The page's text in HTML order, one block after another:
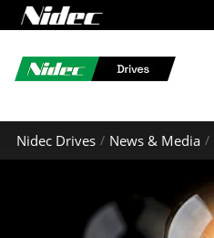
Nidec Drives News & Media